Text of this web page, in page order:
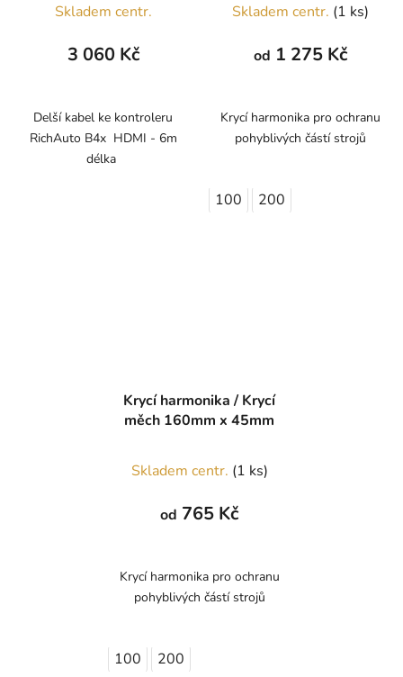
hodnocení
produktu
z
5
hvězdiček.
Skladem centr.
3 060 Kč
Delší kabel ke kontroleru
RichAuto B4x HDMI - 6m
délka
Skladem centr. (1 ks)
od 1 275 Kč
Krycí harmonika pro ochranu
pohyblivých částí strojů
100 200
Krycí harmonika / Krycí
měch 160mm x 45mm
Skladem centr. (1 ks)
od 765 Kč
Krycí harmonika pro ochranu
pohyblivých částí strojů
100 200